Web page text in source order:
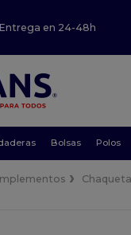
Entrega en 24-48h
Bolsas Polos